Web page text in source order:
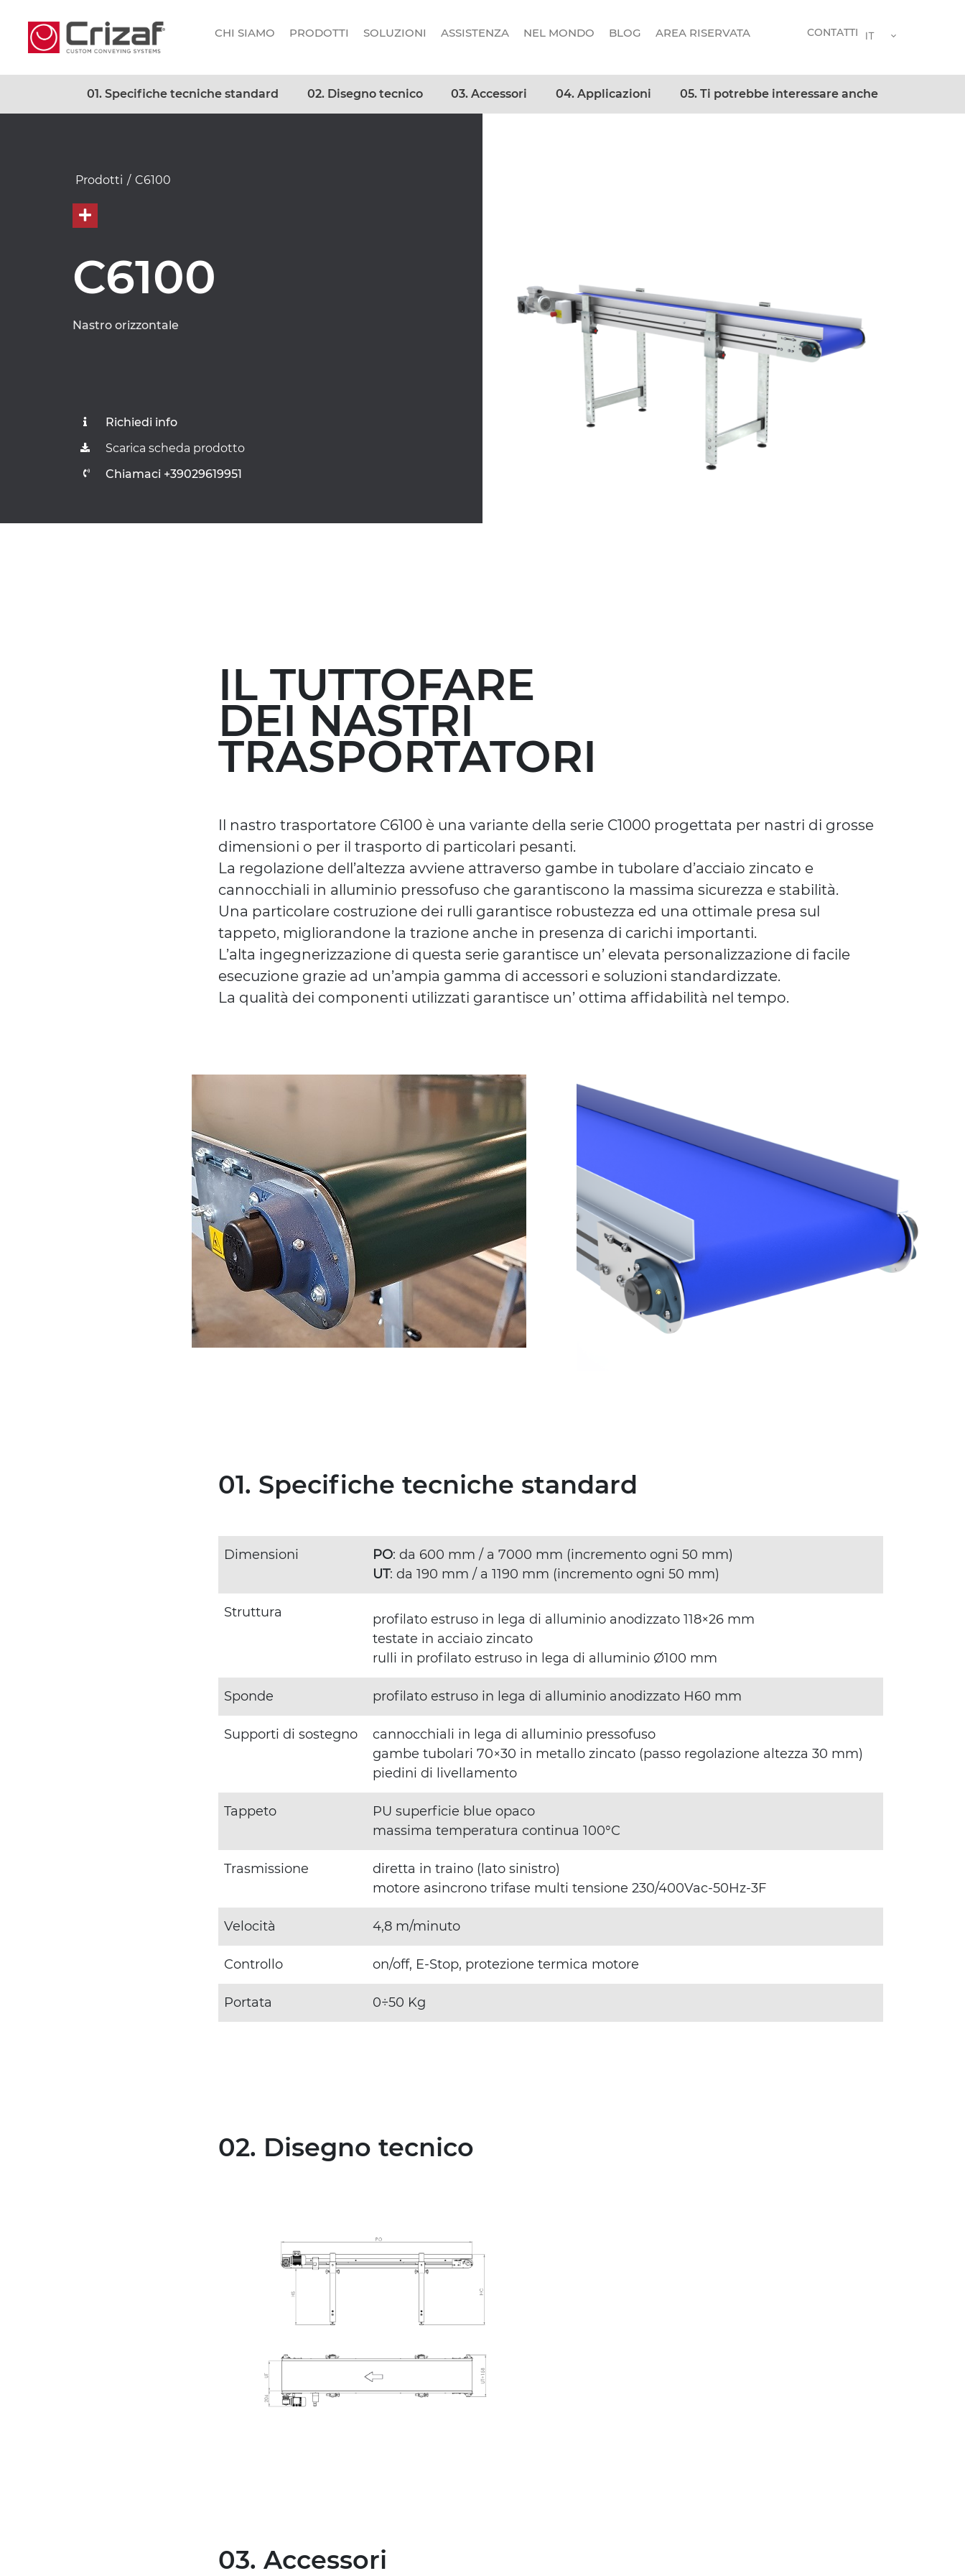
CHI SIAMO PRODOTTI SOLUZIONI ASSISTENZA NEL MONDO BLOG AREA RISERVATA CONTATTI IT
01. Specifiche tecniche standard 02. Disegno tecnico 03. Accessori 04. Applicazioni 05. Ti potrebbe interessare anche
Prodotti / C6100
C6100
Nastro orizzontale
Richiedi info
Scarica scheda prodotto
Chiamaci +39029619951
IL TUTTOFARE
DEI NASTRI
TRASPORTATORI
Il nastro trasportatore C6100 è una variante della serie C1000 progettata per nastri di grosse
dimensioni o per il trasporto di particolari pesanti.
La regolazione dell’altezza avviene attraverso gambe in tubolare d’acciaio zincato e
cannocchiali in alluminio pressofuso che garantiscono la massima sicurezza e stabilità.
Una particolare costruzione dei rulli garantisce robustezza ed una ottimale presa sul
tappeto, migliorandone la trazione anche in presenza di carichi importanti.
L’alta ingegnerizzazione di questa serie garantisce un’ elevata personalizzazione di facile
esecuzione grazie ad un’ampia gamma di accessori e soluzioni standardizzate.
La qualità dei componenti utilizzati garantisce un’ ottima affidabilità nel tempo.
01. Specifiche tecniche standard
Dimensioni PO: da 600 mm / a 7000 mm (incremento ogni 50 mm)
UT: da 190 mm / a 1190 mm (incremento ogni 50 mm)
Struttura
profilato estruso in lega di alluminio anodizzato 118×26 mm
testate in acciaio zincato
rulli in profilato estruso in lega di alluminio Ø100 mm
Sponde profilato estruso in lega di alluminio anodizzato H60 mm
Supporti di sostegno
cannocchiali in lega di alluminio pressofuso
gambe tubolari 70×30 in metallo zincato (passo regolazione altezza 30 mm)
piedini di livellamento
Tappeto
PU superficie blue opaco
massima temperatura continua 100°C
Trasmissione
diretta in traino (lato sinistro)
motore asincrono trifase multi tensione 230/400Vac-50Hz-3F
Velocità 4,8 m/minuto
Controllo on/off, E-Stop, protezione termica motore
Portata 0÷50 Kg
02. Disegno tecnico
03. Accessori